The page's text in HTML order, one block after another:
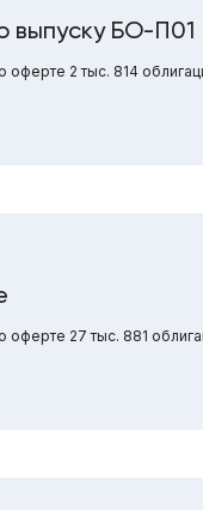
выпуску БО-П01
2 тыс. 814
27 тыс. 881